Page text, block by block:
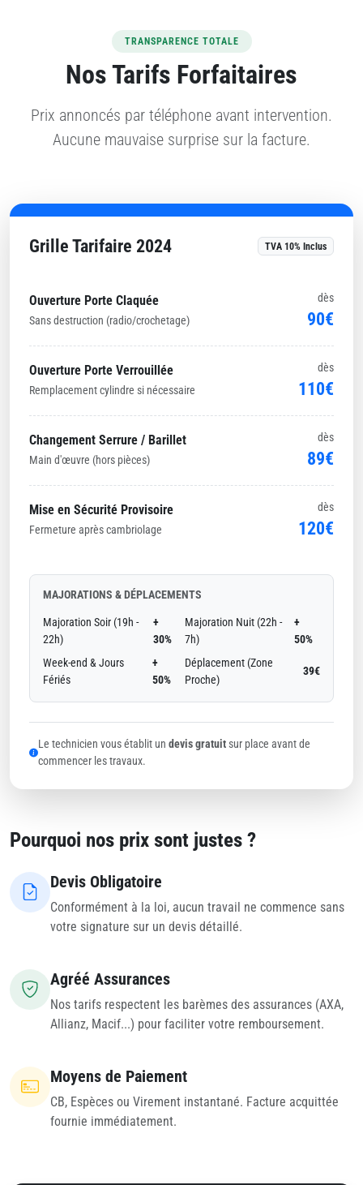
TRANSPARENCE TOTALE
Nos Tarifs Forfaitaires
Prix annoncés par téléphone avant intervention.
Aucune mauvaise surprise sur la facture.
Grille Tarifaire 2024 TVA 10% Inclus
Ouverture Porte Claquée
Sans destruction (radio/crochetage)
dès
90€
Ouverture Porte Verrouillée
Remplacement cylindre si nécessaire
dès
110€
Changement Serrure / Barillet
Main d'œuvre (hors pièces)
dès
89€
Mise en Sécurité Provisoire
Fermeture après cambriolage
dès
120€
MAJORATIONS & DÉPLACEMENTS
Majoration Soir (19h -
22h)
+
30%
Majoration Nuit (22h -
7h)
+
50%
Week-end & Jours
Fériés
+
50%
Déplacement (Zone
Proche)
39€
Le technicien vous établit un devis gratuitsur place avant de
commencer les travaux.
Pourquoi nos prix sont justes ?
Devis Obligatoire
Conformément à la loi, aucun travail ne commence sans
votre signature sur un devis détaillé.
Agréé Assurances
Nos tarifs respectent les barèmes des assurances (AXA,
Allianz, Macif...) pour faciliter votre remboursement.
Moyens de Paiement
CB, Espèces ou Virement instantané. Facture acquittée
fournie immédiatement.